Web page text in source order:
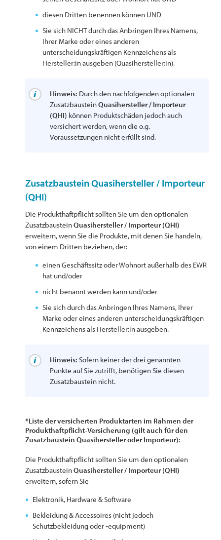
diesen Dritten benennen können UND
Sie sich NICHT durch das Anbringen Ihres Namens,
Ihrer Marke oder eines anderen
unterscheidungskräftigen Kennzeichens als
Hersteller:in ausgeben (Quasihersteller:in).
Hinweis: Durch den nachfolgenden optionalen
ZusatzbausteinQuasihersteller / Importeur
(QHI) können Produktschäden jedoch auch
versichert werden, wenn die o.g.
Voraussetzungen nicht erfüllt sind.
Zusatzbaustein Quasihersteller / Importeur
(QHI)
Die Produkthaftpflicht sollten Sie um den optionalen
ZusatzbausteinQuasihersteller / Importeur (QHI)
erweitern, wenn Sie die Produkte, mit denen Sie handeln,
von einem Dritten beziehen, der:
einen Geschäftssitz oder Wohnort außerhalb des EWR
hat und/oder
nicht benannt werden kann und/oder
Sie sich durch das Anbringen Ihres Namens, Ihrer
Marke oder eines anderen unterscheidungskräftigen
Kennzeichens als Hersteller:in ausgeben.
Hinweis: Sofern keiner der drei genannten
Punkte auf Sie zutrifft, benötigen Sie diesen
Zusatzbaustein nicht.
*Liste der versicherten Produktarten im Rahmen der
Produkthaftpflicht-Versicherung (gilt auch für den
Zusatzbaustein Quasihersteller oder Importeur):
Die Produkthaftpflicht sollten Sie um den optionalen
ZusatzbausteinQuasihersteller / Importeur (QHI)
erweitern, sofern Sie
Elektronik, Hardware & Software
Bekleidung & Accessoires (nicht jedoch
Schutzbekleidung oder -equipment)